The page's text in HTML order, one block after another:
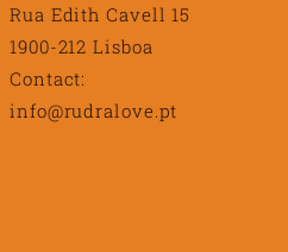
Rua Edith Cavell 15
1900-212 Lisboa
Contact:
info@rudralove.pt